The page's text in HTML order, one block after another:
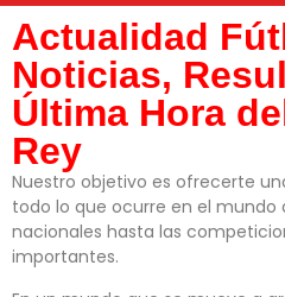
Actualidad
Noticias,
Última Hora
Rey
Nuestro objetivo es ofrecerte
todo lo que ocurre en el mundo
nacionales hasta las
importantes.